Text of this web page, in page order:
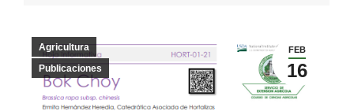
FEB
16
Agricultura
Publicaciones